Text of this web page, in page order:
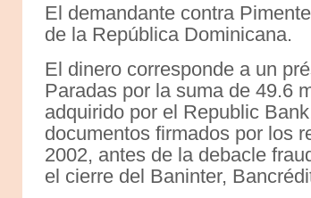
El demandante contra
de la República Dominicana.
El dinero corresponde a un
Paradas por la suma de 49.6
adquirido por el Republic
documentos firmados por los
2002, antes de la debacle
el cierre del Baninter,